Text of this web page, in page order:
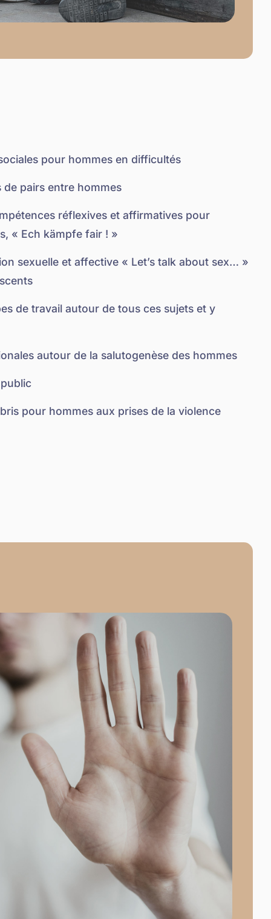
pour hommes en difficultés
pairs entre hommes
réflexives et affirmatives pour
« Ech kämpfe fair ! »
sexuelle et affective « Let’s talk about sex… »
de travail autour de tous ces sujets et y
autour de la salutogenèse des hommes
pour hommes aux prises de la violence